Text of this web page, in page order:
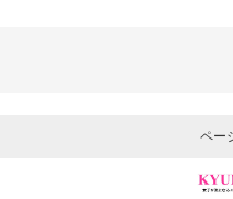
ペー